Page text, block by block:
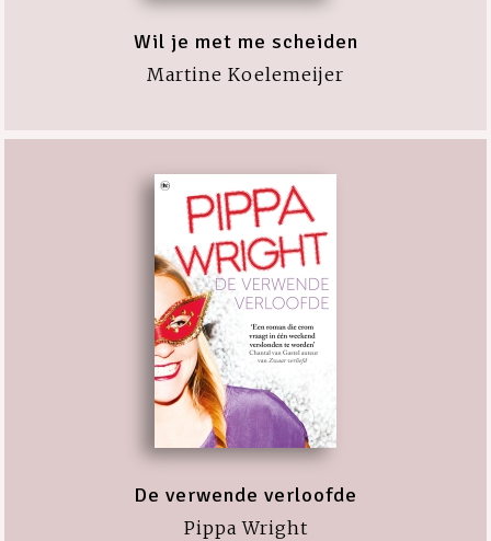
Wil je met me scheiden
Martine Koelemeijer
De verwende verloofde
Pippa Wright